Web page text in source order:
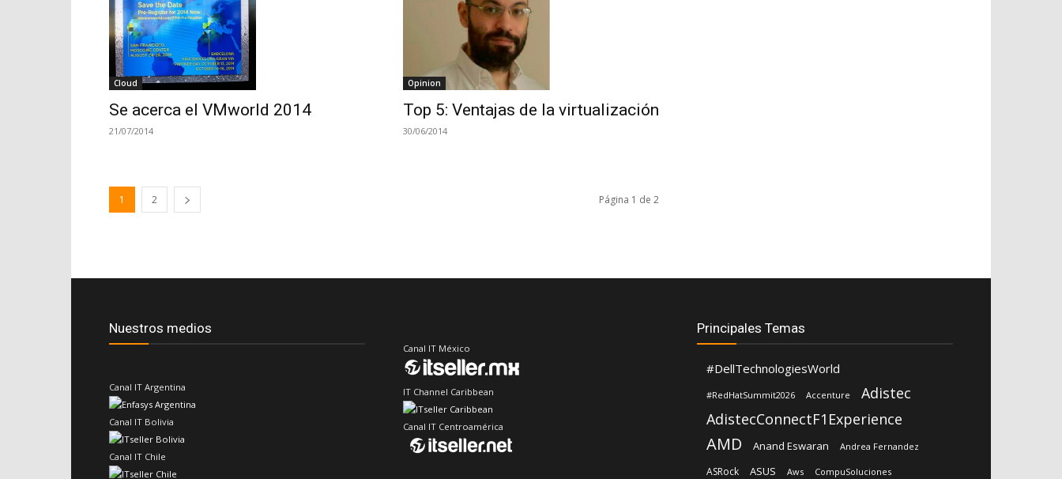
Cloud
Se acerca el VMworld 2014
21/07/2014
Opinion
Top 5: Ventajas de la virtualización
30/06/2014
1 2 Página 1 de 2
Nuestros medios
Canal IT Argentina
Canal IT Bolivia
Canal IT Chile
Canal IT México
IT Channel Caribbean
Canal IT Centroamérica
Principales Temas
#DellTechnologiesWorld
#RedHatSummit2026 Accenture
Adistec
AdistecConnectF1Experience
AMD Anand Eswaran Andrea Fernandez
ASRock ASUS Aws CompuSoluciones